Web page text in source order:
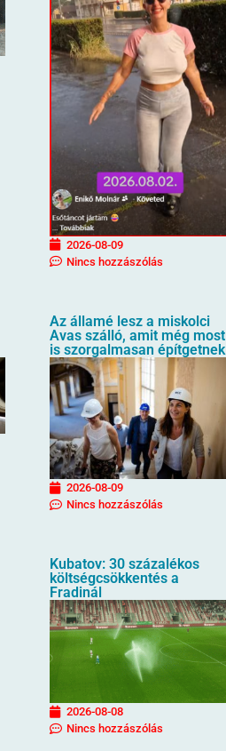
2026-08-09
Nincs hozzászólás
Az államé lesz a miskolci
Avas szálló, amit még most
is szorgalmasan építgetnek
2026-08-09
Nincs hozzászólás
Kubatov: 30 százalékos
költségcsökkentés a
Fradinál
2026-08-08
Nincs hozzászólás